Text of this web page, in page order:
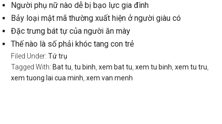
Người phụ nữ nào dễ bị bạo lực gia đình
Bảy loại mật mã thường xuất hiện ở người giàu có
Đặc trưng bát tự của người ăn mày
Thế nào là số phải khóc tang con trẻ
Filed Under:Tứ trụ
Tagged With: Bat tu ,tu binh ,xem bat tu ,xem tu binh ,xem tu tru
xem tuong lai cua minh ,xem van menh